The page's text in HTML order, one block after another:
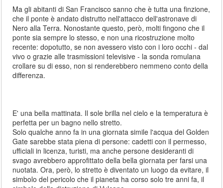
Ma gli abitanti di San Francisco sanno che è tutta una finzione,
che il ponte è andato distrutto nell'attacco dell'astronave di
Nero alla Terra. Nonostante questo, però, molti fingono che il
ponte sia sempre lo stesso, e non una ricostruzione molto
recente: dopotutto, se non avessero visto con i loro occhi - dal
vivo o grazie alle trasmissioni televisive - la sonda romulana
crollare su di esso, non si renderebbero nemmeno conto della
differenza.
E' una bella mattinata. Il sole brilla nel cielo e la temperatura è
perfetta per un bagno nello stretto.
Solo qualche anno fa in una giornata simile l'acqua del Golden
Gate sarebbe stata piena di persone: cadetti con il permesso,
ufficiali in licenza, turisti, ma anche persone desideranti di
svago avrebbero approfittato della bella giornata per farsi una
nuotata. Ora, però, lo stretto è diventato un luogo da evitare, il
simbolo del pericolo che il pianeta ha corso solo tre anni fa, il